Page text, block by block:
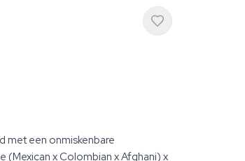
met een onmiskenbare
(Mexican x Colombian x Afghani) x